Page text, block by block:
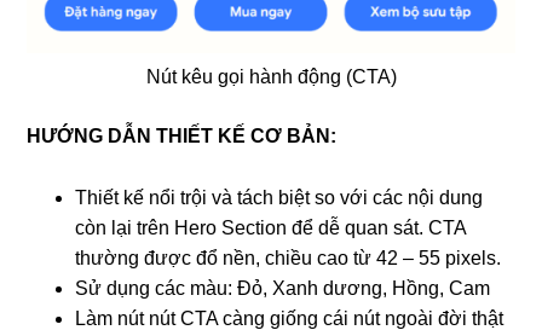
Nút kêu gọi hành động (CTA)
HƯỚNG DẪN THIẾT KẾ CƠ BẢN:
Thiết kế nổi trội và tách biệt so với các nội dung
còn lại trên Hero Section để dễ quan sát. CTA
thường được đổ nền, chiều cao từ 42 – 55 pixels.
Sử dụng các màu: Đỏ, Xanh dương, Hồng, Cam
Làm nút nút CTA càng giống cái nút ngoài đời thật